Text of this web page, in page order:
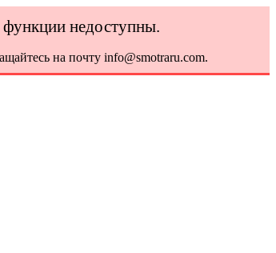
функции недоступны.
на почту info@smotraru.com.